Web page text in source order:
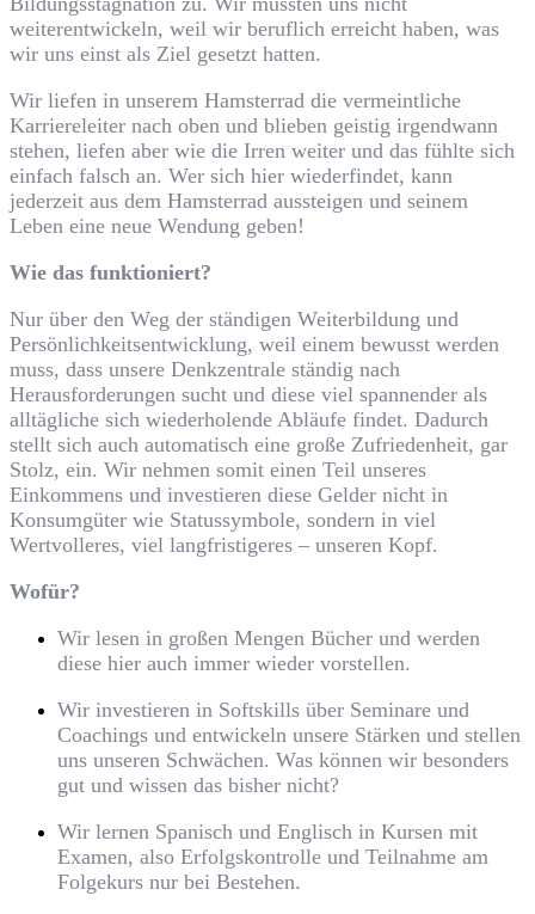
weiterentwickeln, weil wir beruflich erreicht haben, was
wir uns einst als Ziel gesetzt hatten.
Wir liefen in unserem Hamsterrad die vermeintliche
Karriereleiter nach oben und blieben geistig irgendwann
stehen, liefen aber wie die Irren weiter und das fühlte sich
einfach falsch an. Wer sich hier wiederfindet, kann
jederzeit aus dem Hamsterrad aussteigen und seinem
Leben eine neue Wendung geben!
Wie das funktioniert?
Nur über den Weg der ständigen Weiterbildung und
Persönlichkeitsentwicklung, weil einem bewusst werden
muss, dass unsere Denkzentrale ständig nach
Herausforderungen sucht und diese viel spannender als
alltägliche sich wiederholende Abläufe findet. Dadurch
stellt sich auch automatisch eine große Zufriedenheit, gar
Stolz, ein. Wir nehmen somit einen Teil unseres
Einkommens und investieren diese Gelder nicht in
Konsumgüter wie Statussymbole, sondern in viel
Wertvolleres, viel langfristigeres – unseren Kopf.
Wofür?
Wir lesen in großen Mengen Bücher und werden
diese hier auch immer wieder vorstellen.
Wir investieren in Softskills über Seminare und
Coachings und entwickeln unsere Stärken und stellen
uns unseren Schwächen. Was können wir besonders
gut und wissen das bisher nicht?
Wir lernen Spanisch und Englisch in Kursen mit
Examen, also Erfolgskontrolle und Teilnahme am
Folgekurs nur bei Bestehen.